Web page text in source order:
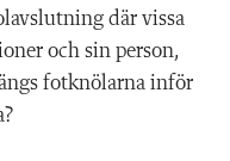
där vissa
och sin person,
fotknölarna inför